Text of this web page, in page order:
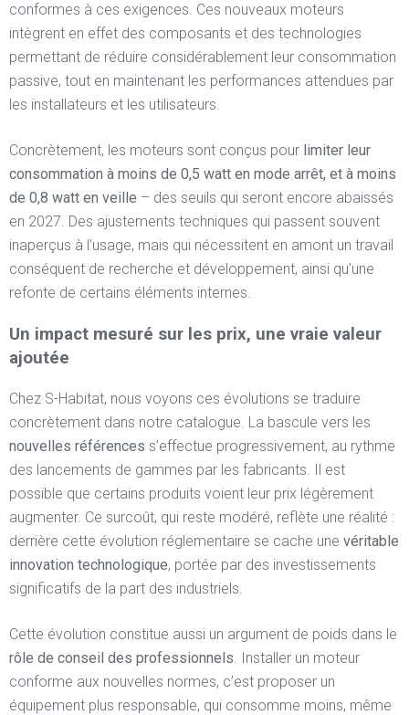
conformes à ces exigences. Ces nouveaux moteurs
intègrent en effet des composants et des technologies
permettant de réduire considérablement leur consommation
passive, tout en maintenant les performances attendues par
les installateurs et les utilisateurs.
Concrètement, les moteurs sont conçus pour limiter leur
consommation à moins de 0,5 watt en mode arrêt, et à moins
de 0,8 watt en veille – des seuils qui seront encore abaissés
en 2027. Des ajustements techniques qui passent souvent
inaperçus à l’usage, mais qui nécessitent en amont un travail
conséquent de recherche et développement, ainsi qu’une
refonte de certains éléments internes.
Un impact mesuré sur les prix, une vraie valeur
ajoutée
Chez S-Habitat, nous voyons ces évolutions se traduire
concrètement dans notre catalogue. La bascule vers les
nouvelles références s’effectue progressivement, au rythme
des lancements de gammes par les fabricants. Il est
possible que certains produits voient leur prix légèrement
augmenter. Ce surcoût, qui reste modéré, reflète une réalité :
derrière cette évolution réglementaire se cache une véritable
innovation technologique, portée par des investissements
significatifs de la part des industriels.
Cette évolution constitue aussi un argument de poids dans le
rôle de conseil des professionnels. Installer un moteur
conforme aux nouvelles normes, c’est proposer un
équipement plus responsable, qui consomme moins, même